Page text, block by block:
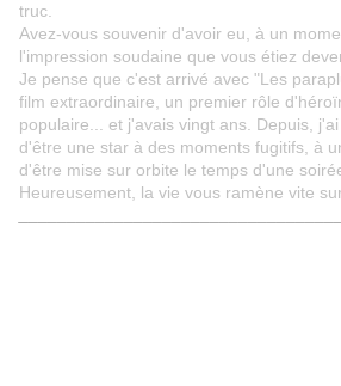
truc.
Avez-vous souvenir d'avoir eu, à un
l'impression soudaine que vous étiez
Je pense que c'est arrivé avec "Les
film extraordinaire, un premier rôle
populaire... et j'avais vingt ans. Depuis,
d'être une star à des moments fugitifs, à
d'être mise sur orbite le temps d'une
Heureusement, la vie vous ramène vite